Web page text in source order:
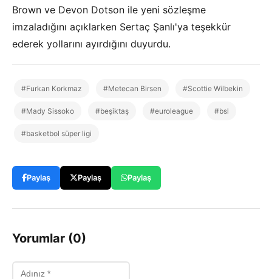
Brown ve Devon Dotson ile yeni sözleşme
imzaladığını açıklarken Sertaç Şanlı'ya teşekkür
ederek yollarını ayırdığını duyurdu.
#Furkan Korkmaz #Metecan Birsen #Scottie Wilbekin
#Mady Sissoko #beşiktaş #euroleague #bsl
#basketbol süper ligi
Paylaş Paylaş Paylaş
Yorumlar (0)